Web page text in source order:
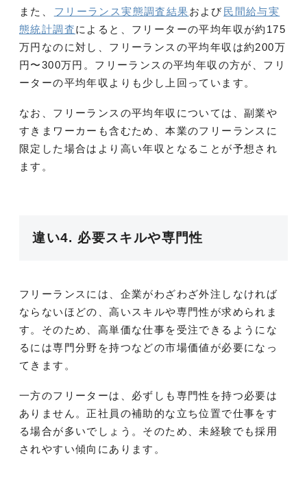
また、 フリーランス実態調査結果および 民間給与実
態統計調査によると、フリーターの平均年収が約175
万円なのに対し、フリーランスの平均年収は約200万
円〜300万円。フリーランスの平均年収の方が、フリ
ーターの平均年収よりも少し上回っています。
なお、フリーランスの平均年収については、副業や
すきまワーカーも含むため、本業のフリーランスに
限定した場合はより高い年収となることが予想され
ます。
違い4. 必要スキルや専門性
フリーランスには、企業がわざわざ外注しなければ
ならないほどの、高いスキルや専門性が求められま
す。そのため、高単価な仕事を受注できるようにな
るには専門分野を持つなどの市場価値が必要になっ
てきます。
一方のフリーターは、必ずしも専門性を持つ必要は
ありません。正社員の補助的な立ち位置で仕事をす
る場合が多いでしょう。そのため、未経験でも採用
されやすい傾向にあります。